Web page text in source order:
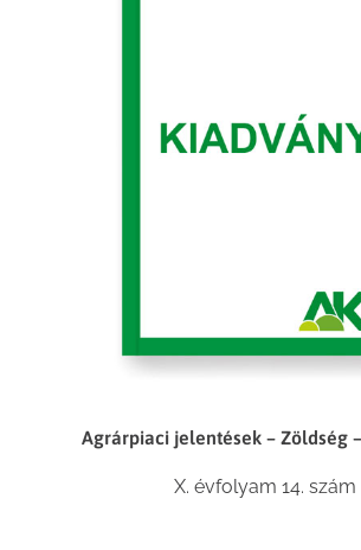
Agrárpiaci jelentések – Zöldség
X. évfolyam 14. szám